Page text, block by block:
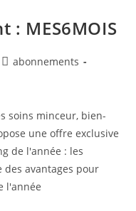
: MES6MOIS
abonnements
soins minceur, bien-
une offre exclusive
de l'année : les
des avantages pour
l'année